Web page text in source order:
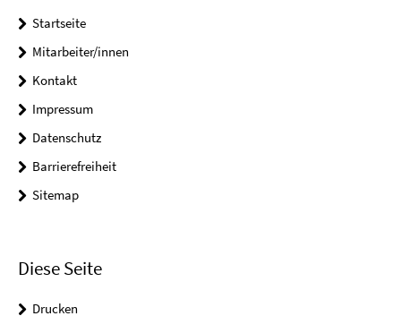
Startseite
Mitarbeiter/innen
Kontakt
Impressum
Datenschutz
Barrierefreiheit
Sitemap
Diese Seite
Drucken